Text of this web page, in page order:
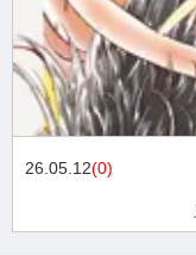
26.05.12(0)